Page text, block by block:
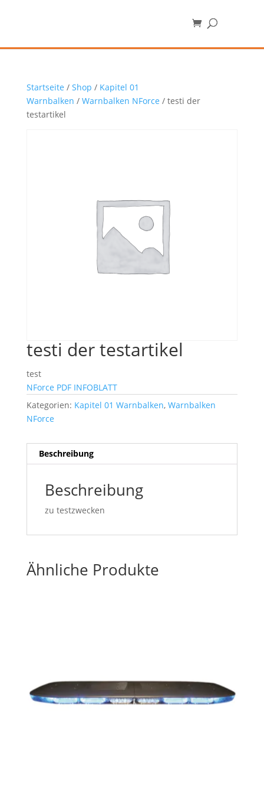
Startseite / Shop / Kapitel 01
Warnbalken / Warnbalken NForce / testi der
testartikel
testi der testartikel
test
NForce PDF INFOBLATT
Kategorien: Kapitel 01 Warnbalken, Warnbalken
NForce
Beschreibung
Beschreibung
zu testzwecken
Ähnliche Produkte